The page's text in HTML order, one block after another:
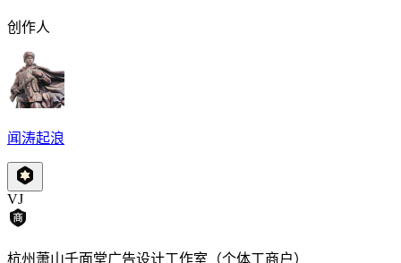
创作人
闻涛起浪
VJ
杭州萧山千面堂广告设计工作室（个体工商户）